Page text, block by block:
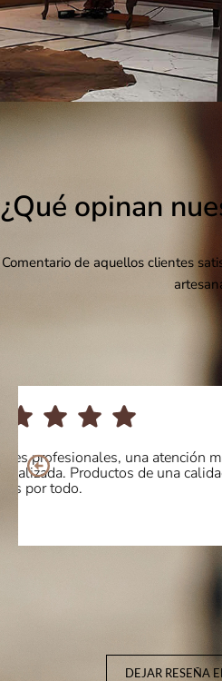
¿Qué opinan
Comentario de aquellos clientes
Compré unos botines online
Encantada con la calidad y
Repetiré sin duda! Mil gracias
DEJAR RESEÑA